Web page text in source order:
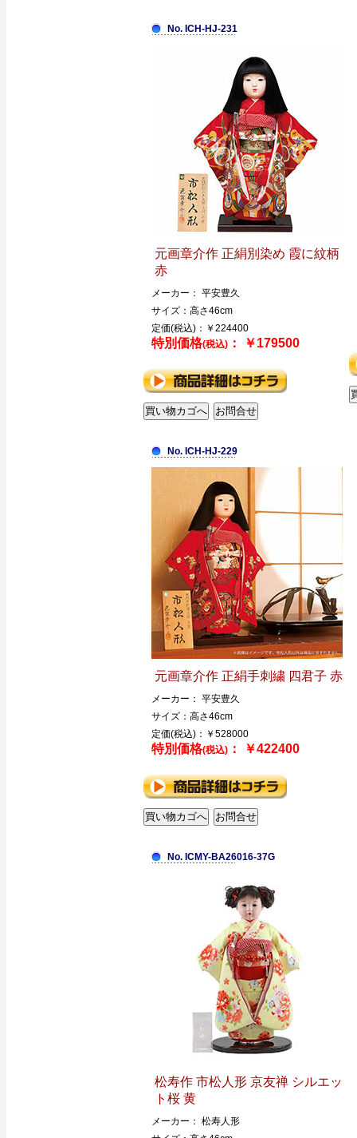
No. ICH-HJ-231
元画章介作 正絹別染め 霞に紋柄
赤
メーカー： 平安豊久
サイズ：高さ46cm
定価(税込)：￥224400
特別価格(税込)： ￥179500
No. ICH-HJ-229
元画章介作 正絹手刺繍 四君子 赤
メーカー： 平安豊久
サイズ：高さ46cm
定価(税込)：￥528000
特別価格(税込)： ￥422400
No. ICMY-BA26016-37G
松寿作 市松人形 京友禅 シルエッ
ト桜 黄
メーカー： 松寿人形